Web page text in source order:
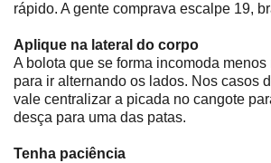
rápido. A gente comprava escalpe 19,
Aplique na lateral do corpo
A bolota que se forma incomoda
para ir alternando os lados. Nos casos
vale centralizar a picada no cangote
desça para uma das patas.
Tenha paciência